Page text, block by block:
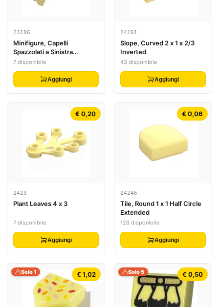
23186
Minifigure, Capelli
Spazzolati a Sinistra
Arruffati con Leggera
Stempiatura e Basette
7 disponibile
Aggiungi
24201
Slope, Curved 2 x 1 x 2/3
Inverted
43 disponibile
Aggiungi
€ 0,20
2423
Plant Leaves 4 x 3
7 disponibile
Aggiungi
€ 0,06
24246
Tile, Round 1 x 1 Half Circle
Extended
128 disponibile
Aggiungi
€ 1,02
Solo 1 € 0,50
Solo 5